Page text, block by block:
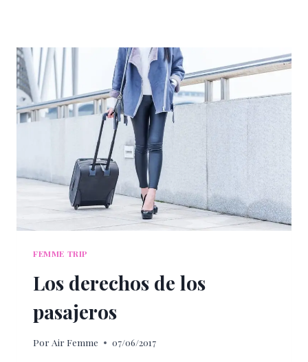
FEMME TRIP
Los derechos de los
pasajeros
Por Air Femme 07/06/2017